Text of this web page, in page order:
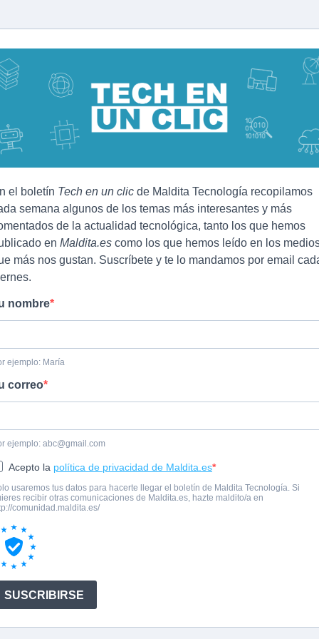
el boletín Tech en un clic de Maldita Tecnología recopilamos
semana algunos de los temas más interesantes y más
de la actualidad tecnológica, tanto los que hemos
en Maldita.es como los que hemos leído en los
más nos gustan. Suscríbete y te lo mandamos por email
nombre
ejemplo: María
correo
ejemplo: abc@gmail.com
Acepto la política de privacidad de Maldita.es
usaremos tus datos para hacerte llegar el boletín de Maldita Tecnología. Si
recibir otras comunicaciones de Maldita.es, hazte maldito/a en
comunidad.maldita.es/
SUSCRIBIRSE